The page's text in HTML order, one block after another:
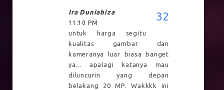
Ira Duniabiza
11:10 PM
untuk harga segitu
kualitas gambar dan
kameranya luar biasa banget
ya... apalagi katanya mau
diluncurin yang depan
belakang 20 MP. Wakkkk ini